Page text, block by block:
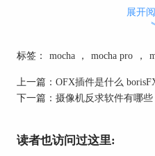
将根据设置的跟踪点自
5、导出反求结果：摄像
6、将反求结果导入AE：
展开
标签： mocha ， mocha pro ，
上一篇： OFX插件是什么
下一篇： 摄像机反求软件有哪
读者也访问过这里: